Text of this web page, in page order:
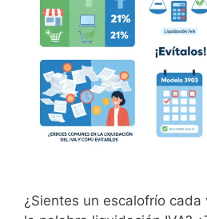
¿Sientes un escalofrío cada